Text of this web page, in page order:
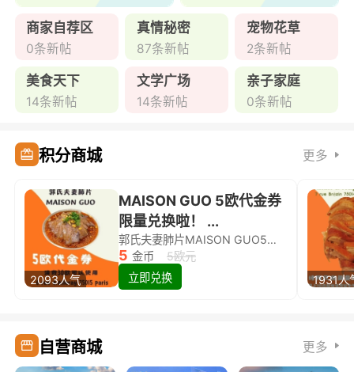
商家自荐区
0条新帖
真情秘密
87条新帖
宠物花草
2条新帖
美食天下
14条新帖
文学广场
14条新帖
亲子家庭
0条新帖
积分商城 更多
2093人气
MAISON GUO 5欧代金券
限量兑换啦！ ...
郭氏夫妻肺片MAISON GUO5欧代金券限量兑换啦！
5 金币
5欧元
立即兑换
1931人
自营商城 更多